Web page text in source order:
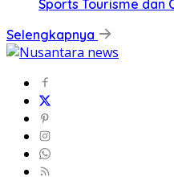
Sports Tourisme dan
Selengkapnya